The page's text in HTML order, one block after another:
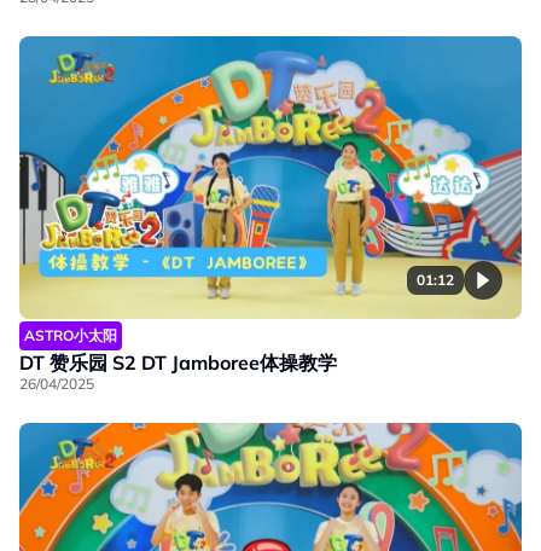
01:12
ASTRO小太阳
DT 赞乐园 S2 DT Jamboree体操教学
26/04/2025